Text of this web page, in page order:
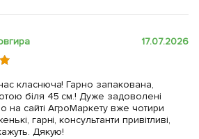
17.07.2026
класнюча! Гарно запакована,
біля 45 см.! Дуже задоволені
на сайті АгроМаркету вже чотири
гарні, консультанти привітливі,
Дякую!